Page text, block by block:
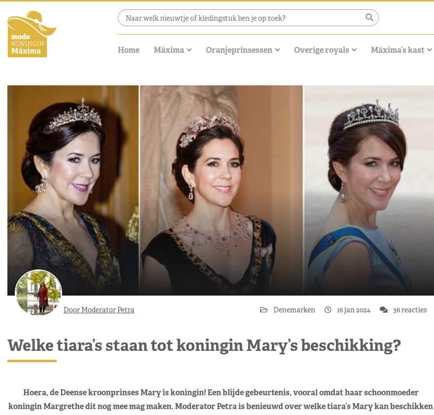
Home Máxima Oranjeprinsessen Overige royals Máxima’s kast
Door Moderator Petra Denemarken 16 jan 2024 36 reacties
Welke tiara’s staan tot koningin Mary’s beschikking?
Hoera, de Deense kroonprinses Mary is koningin! Een blijde gebeurtenis, vooral omdat haar schoonmoeder
koningin Margrethe dit nog mee mag maken. Moderator Petra is benieuwd over welke tiara’s Mary kan beschikken